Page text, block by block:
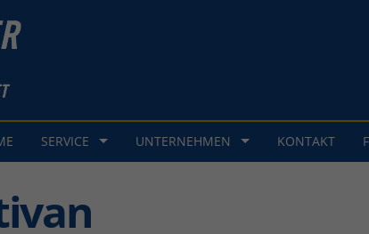
SERVICE UNTERNEHMEN KONTAKT